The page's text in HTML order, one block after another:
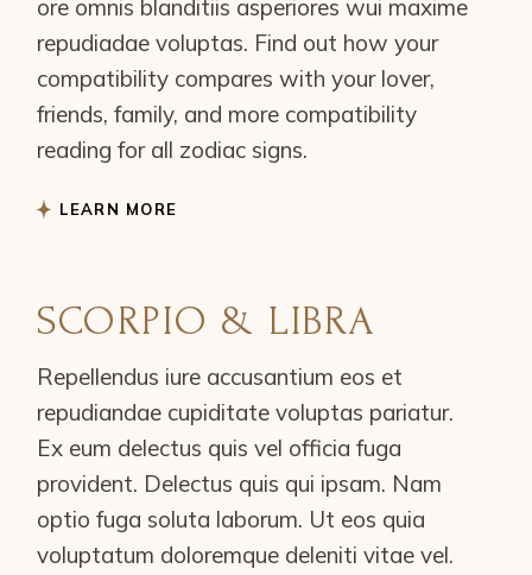
ore omnis blanditiis asperiores wui maxime
repudiadae voluptas. Find out how your
compatibility compares with your lover,
friends, family, and more compatibility
reading for all zodiac signs.
LEARN MORE
SCORPIO & LIBRA
Repellendus iure accusantium eos et
repudiandae cupiditate voluptas pariatur.
Ex eum delectus quis vel officia fuga
provident. Delectus quis qui ipsam. Nam
optio fuga soluta laborum. Ut eos quia
voluptatum doloremque deleniti vitae vel.